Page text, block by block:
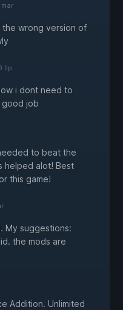
wrong version of
lip
i dont need to
good job
to beat the
helped alot! Best
this game!
My suggestions:
the mods are
Addition. Unlimited